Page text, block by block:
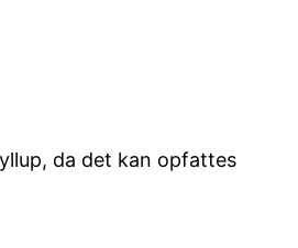
da det kan opfattes